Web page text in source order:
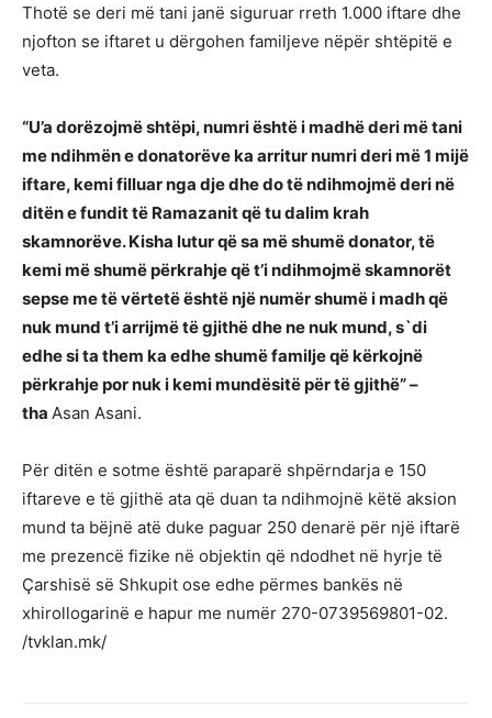
Thotë se deri më tani janë siguruar rreth 1.000 iftare dhe
njofton se iftaret u dërgohen familjeve nëpër shtëpitë e
veta.
“U’a dorëzojmë shtëpi, numri është i madhë deri më tani
me ndihmën e donatorëve ka arritur numri deri më 1 mijë
iftare, kemi filluar nga dje dhe do të ndihmojmë deri në
ditën e fundit të Ramazanit që tu dalim krah
skamnorëve. Kisha lutur që sa më shumë donator, të
kemi më shumë përkrahje që t’i ndihmojmë skamnorët
sepse me të vërtetë është një numër shumë i madh që
nuk mund t’i arrijmë të gjithë dhe ne nuk mund, s`di
edhe si ta them ka edhe shumë familje që kërkojnë
përkrahje por nuk i kemi mundësitë për të gjithë” –
tha Asan Asani.
Për ditën e sotme është paraparë shpërndarja e 150
iftareve e të gjithë ata që duan ta ndihmojnë këtë aksion
mund ta bëjnë atë duke paguar 250 denarë për një iftarë
me prezencë fizike në objektin që ndodhet në hyrje të
Çarshisë së Shkupit ose edhe përmes bankës në
xhirollogarinë e hapur me numër 270-0739569801-02.
/tvklan.mk/